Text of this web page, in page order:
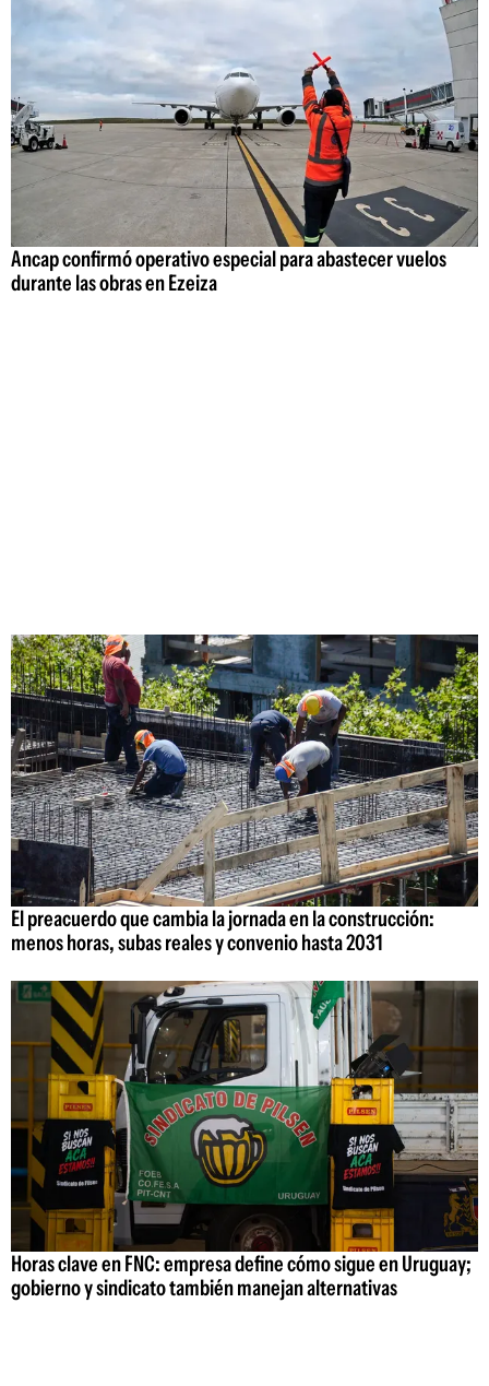
Ancap confirmó operativo especial para abastecer vuelos
durante las obras en Ezeiza
El preacuerdo que cambia la jornada en la construcción:
menos horas, subas reales y convenio hasta 2031
Horas clave en FNC: empresa define cómo sigue en Uruguay;
gobierno y sindicato también manejan alternativas